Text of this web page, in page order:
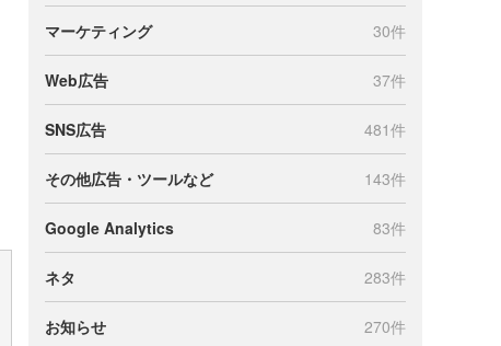
マーケティング 30件
Web広告 37件
SNS広告 481件
その他広告・ツールなど 143件
Google Analytics 83件
ネタ 283件
お知らせ 270件